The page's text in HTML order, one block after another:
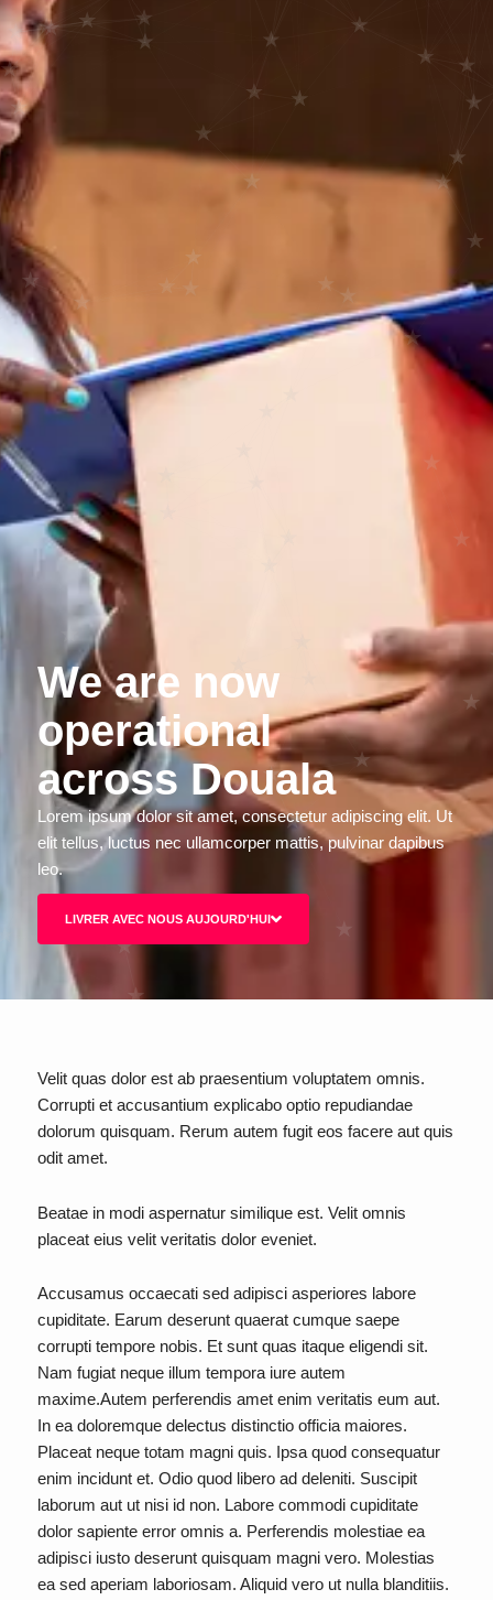
We are now
operational
across Douala
Lorem ipsum dolor sit amet, consectetur adipiscing elit. Ut
elit tellus, luctus nec ullamcorper mattis, pulvinar dapibus
leo.
LIVRER AVEC NOUS AUJOURD'HUI
Velit quas dolor est ab praesentium voluptatem omnis.
Corrupti et accusantium explicabo optio repudiandae
dolorum quisquam. Rerum autem fugit eos facere aut quis
odit amet.
Beatae in modi aspernatur similique est. Velit omnis
placeat eius velit veritatis dolor eveniet.
Accusamus occaecati sed adipisci asperiores labore
cupiditate. Earum deserunt quaerat cumque saepe
corrupti tempore nobis. Et sunt quas itaque eligendi sit.
Nam fugiat neque illum tempora iure autem
maxime.Autem perferendis amet enim veritatis eum aut.
In ea doloremque delectus distinctio officia maiores.
Placeat neque totam magni quis. Ipsa quod consequatur
enim incidunt et. Odio quod libero ad deleniti. Suscipit
laborum aut ut nisi id non. Labore commodi cupiditate
dolor sapiente error omnis a. Perferendis molestiae ea
adipisci iusto deserunt quisquam magni vero. Molestias
ea sed aperiam laboriosam. Aliquid vero ut nulla blanditiis.